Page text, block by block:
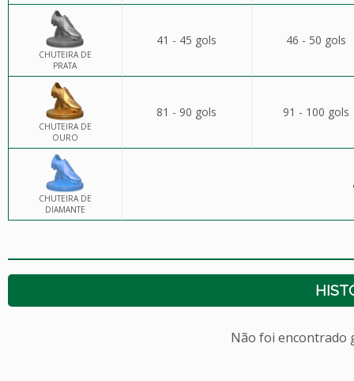
CHUTEIRA DE
PRATA
41 - 45 gols 46 - 50 gols
CHUTEIRA DE
OURO
81 - 90 gols 91 - 100 gols
CHUTEIRA DE
DIAMANTE
Não foi encontrado